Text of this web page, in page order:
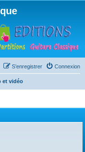
Connexion
S’enregistrer
et vidéo